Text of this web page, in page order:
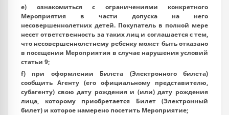
e) ознакомиться с ограничениями конкретного
Мероприятия в части допуска на него
несовершеннолетних детей. Покупатель в полной мере
несет ответственность за таких лиц и соглашается с тем,
что несовершеннолетнему ребенку может быть отказано
в посещении Мероприятия в случае нарушения условий
статьи 9;
f) при оформлении Билета (Электронного билета)
сообщить Агенту (его официальному представителю,
субагенту) свою дату рождения и (или) дату рождения
лица, которому приобретается Билет (Электронный
билет) и которое намерено посетить Мероприятие;